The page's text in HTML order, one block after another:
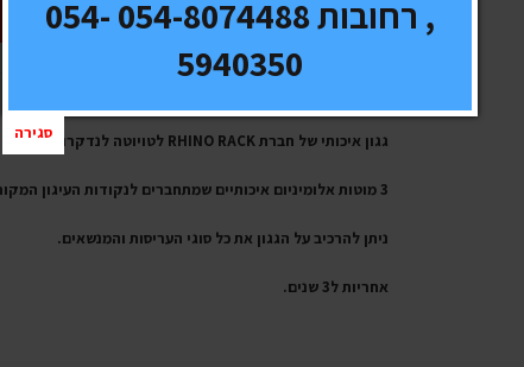
גגון איכותי של חברת RHINO RACK לטויוטה לנדקרוזר.
3 מוטות אלומיניום איכותיים שמתחברים לנקודות העיגון המקוריות ברכב.
ניתן להרכיב על הגגון את כל סוגי העריסות והמנשאים.
אחריות ל3 שנים.
, רחובות 054-8074488 054-
5940350
סגירה